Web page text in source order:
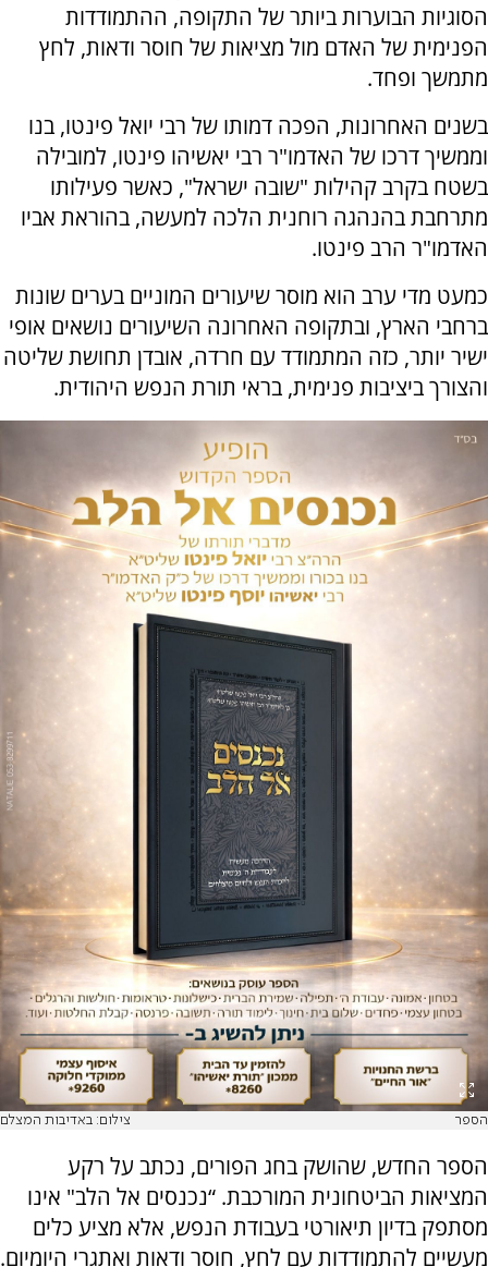
הסוגיות הבוערות ביותר של התקופה, ההתמודדות
הפנימית של האדם מול מציאות של חוסר ודאות, לחץ
מתמשך ופחד.
בשנים האחרונות, הפכה דמותו של רבי יואל פינטו, בנו
וממשיך דרכו של האדמו"ר רבי יאשיהו פינטו, למובילה
בשטח בקרב קהילות "שובה ישראל", כאשר פעילותו
מתרחבת בהנהגה רוחנית הלכה למעשה, בהוראת אביו
האדמו"ר הרב פינטו.
כמעט מדי ערב הוא מוסר שיעורים המוניים בערים שונות
ברחבי הארץ, ובתקופה האחרונה השיעורים נושאים אופי
ישיר יותר, כזה המתמודד עם חרדה, אובדן תחושת שליטה
והצורך ביציבות פנימית, בראי תורת הנפש היהודית.
הספר צילום: באדיבות המצלם
הספר החדש, שהושק בחג הפורים, נכתב על רקע
המציאות הביטחונית המורכבת. “נכנסים אל הלב" אינו
מסתפק בדיון תיאורטי בעבודת הנפש, אלא מציע כלים
מעשיים להתמודדות עם לחץ, חוסר ודאות ואתגרי היומיום.